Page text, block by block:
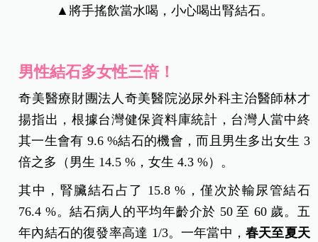
▲將手搖飲當水喝，小心喝出腎結石。
男性結石多女性三倍！
奇美醫療財團法人奇美醫院泌尿外科主治醫師林才
揚指出，根據台灣健保資料庫統計，台灣人當中終
其一生會有 9.6 %結石的機會，而且男生多出女生 3
倍之多（男生 14.5 %，女生 4.3 %）。
其中，腎臟結石占了 15.8 %，僅次於輸尿管結石
76.4 %。結石病人的平均年齡介於 50 至 60 歲。五
年內結石的復發率高達 1/3。一年當中， 春天至夏天